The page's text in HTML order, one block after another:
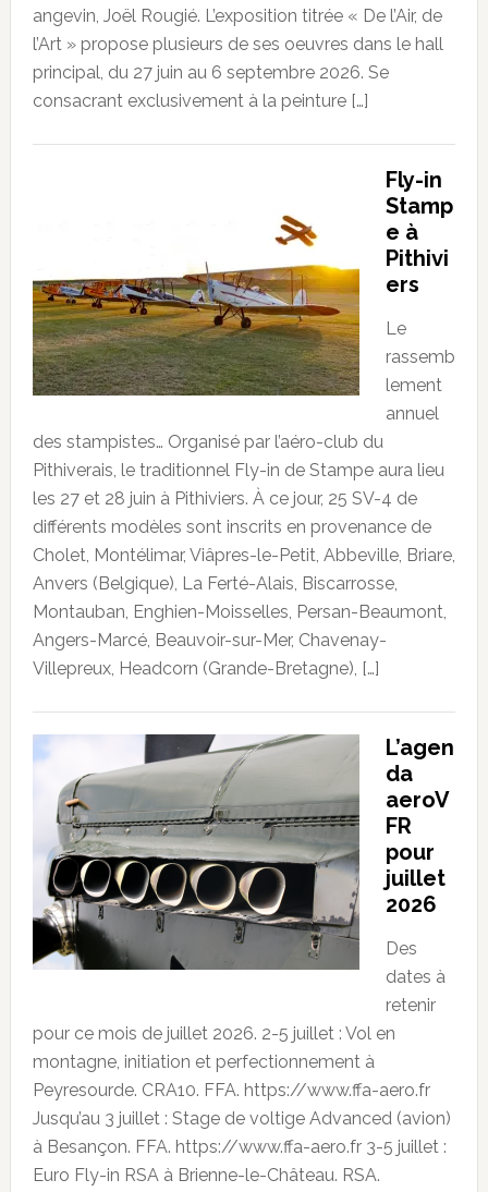
angevin, Joël Rougié. L’exposition titrée « De l’Air, de
l’Art » propose plusieurs de ses oeuvres dans le hall
principal, du 27 juin au 6 septembre 2026. Se
consacrant exclusivement à la peinture […]
Fly-in
Stamp
e à
Pithivi
ers
Le
rassemb
lement
annuel
des stampistes… Organisé par l’aéro-club du
Pithiverais, le traditionnel Fly-in de Stampe aura lieu
les 27 et 28 juin à Pithiviers. À ce jour, 25 SV-4 de
différents modèles sont inscrits en provenance de
Cholet, Montélimar, Viâpres-le-Petit, Abbeville, Briare,
Anvers (Belgique), La Ferté-Alais, Biscarrosse,
Montauban, Enghien-Moisselles, Persan-Beaumont,
Angers-Marcé, Beauvoir-sur-Mer, Chavenay-
Villepreux, Headcorn (Grande-Bretagne), […]
L’agen
da
aeroV
FR
pour
juillet
2026
Des
dates à
retenir
pour ce mois de juillet 2026. 2-5 juillet : Vol en
montagne, initiation et perfectionnement à
Peyresourde. CRA10. FFA. https://www.ffa-aero.fr
Jusqu’au 3 juillet : Stage de voltige Advanced (avion)
à Besançon. FFA. https://www.ffa-aero.fr 3-5 juillet :
Euro Fly-in RSA à Brienne-le-Château. RSA.